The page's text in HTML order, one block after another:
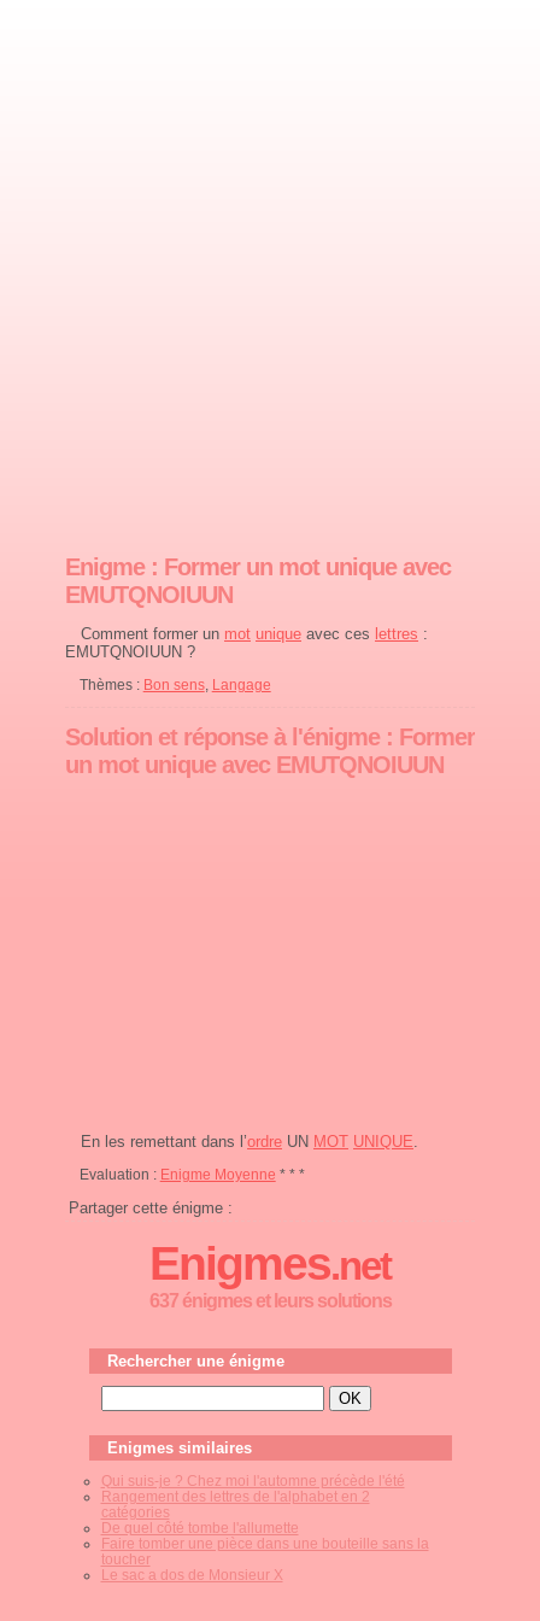
Enigme : Former un mot unique avec
EMUTQNOIUUN
Comment former un mot unique avec ces lettres :
EMUTQNOIUUN ?
Thèmes : Bon sens, Langage
Solution et réponse à l'énigme : Former
un mot unique avec EMUTQNOIUUN
En les remettant dans l’ordre UN MOT UNIQUE
Evaluation : Enigme Moyenne * * *
Partager cette énigme :
Enigmes.net
637 énigmes et leurs solutions
Rechercher une énigme
Enigmes similaires
Qui suis-je ? Chez moi l'automne précède l'été
Rangement des lettres de l'alphabet en 2
catégories
De quel côté tombe l'allumette
Faire tomber une pièce dans une bouteille sans la
toucher
Le sac a dos de Monsieur X